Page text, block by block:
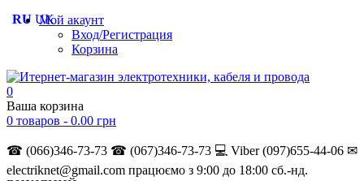
Мой акаунт
Вход/Регистрация
Корзина
0
Ваша корзина
0 товаров - 0.00 грн
☎ (066)346-73-73 ☎ (067)346-73-73 💻 Viber (097)655-44-06 ✉
electriknet@gmail.com працюємо з 9:00 до 18:00 сб.-нд.
RU UK